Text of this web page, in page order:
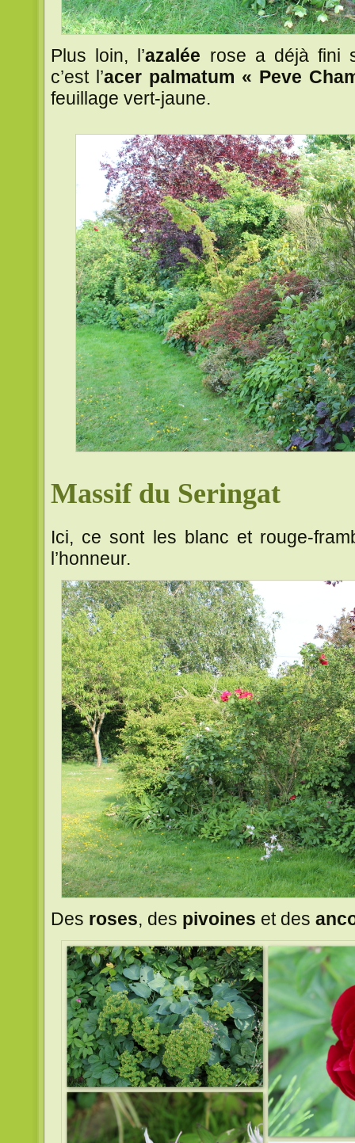
Plus loin, l’azalée rose a déjà fini
c’est l’acer palmatum « Peve
feuillage vert-jaune.
Massif du Seringat
Ici, ce sont les blanc et rouge-
l’honneur.
Des roses, des pivoines et des